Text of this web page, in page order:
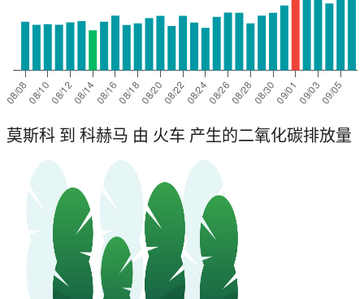
莫斯科 到 科赫马 由 火车 产生的二氧化碳排放量